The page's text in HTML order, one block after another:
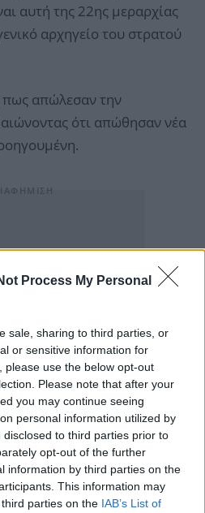
Process My Personal
sale, sharing to third parties, or
or sensitive information for
please use the below opt-out
Please note that after your
you may continue seeing
personal information utilized by
to third parties prior to
opt-out of the further
information by third parties on the
This information may
parties on the IAB’s List of
αυτή της 22ης μεραρχίας
αρχηγείο του στρατού
πως απώλεσαν την
ότι απώθησαν νέα